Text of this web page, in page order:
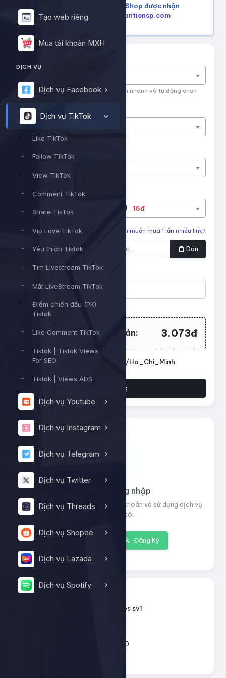
Tạo web riêng
Mua tài khoản MXH
DỊCH VỤ
Dịch vụ Facebook
Dịch vụ TikTok
Like TikTok
Follow TikTok
View TikTok
Comment TikTok
Share TikTok
Vip Love TikTok
Yêu thích Tiktok
Tim Livestream TikTok
Mắt LiveStream TikTok
Điểm chiến đấu (PK)
Tiktok
Like Comment TikTok
Tiktok | Tiktok Views
For SEO
Tiktok | Views ADS
Dịch vụ Youtube
Dịch vụ Instagram
Dịch vụ Telegram
Dịch vụ Twitter
Dịch vụ Threads
Dịch vụ Shopee
Dịch vụ Lazada
Dịch vụ Spotify
Mua hàng trên Shopee, Tiktok Shop được nhận
lại tiền hoàn, tham khảo tại
hoantiensp.com
Nhập tên hoặc ID dịch vụ để tìm kiếm nhanh và tự động chọn
Nền tảng
Tiktok - Likes sv1 15đ
Liên kết cần tăng Bạn muốn mua 1 lần nhiều link?
Dán
Số lượng
Tối thiểu: 200- Tối đa:10000
Tổng tiền cần thanh toán: 3.073đ
Đặt lịch chạy. Múi giờ: Asia/Ho_Chi_Minh
Đặt hàng
Vui lòng đăng nhập
Đăng nhập để xem thông tin tài khoản và sử dụng dịch vụ
của chúng tôi.
Đăng Ký
ID dịch vụ: 13124
Tiktok - Likes sv1
200 - 10.000